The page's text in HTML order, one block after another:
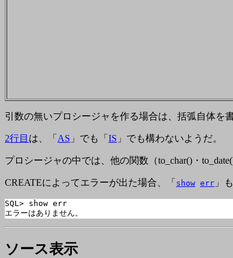
引数の無いプロシージャを作る場合は、括弧自体を書
2行目 は、「 AS 」でも「 IS 」でも構わないようだ。
プロシージャの中では、他の関数（to_char()・
CREATEによってエラーが出た場合、「 show err 」
SQL> show err
エラーはありません。
ソース表示